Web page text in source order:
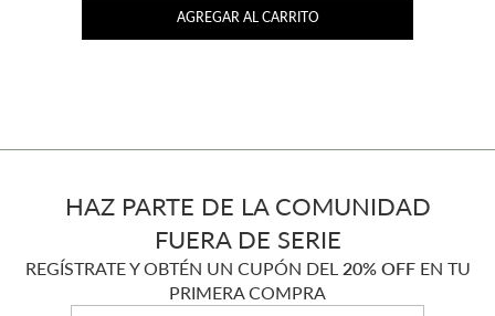
AGREGAR AL CARRITO
HAZ PARTE DE LA COMUNIDAD
FUERA DE SERIE
REGÍSTRATE Y OBTÉN UN CUPÓN DEL 20% OFFEN TU
PRIMERA COMPRA